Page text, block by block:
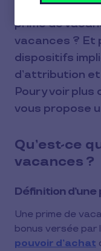
d’été ? Peut-
prime de
vacances ? Et
dispositifs
d’attribution
Pour y voir
vous propose
Qu’est-ce
vacances ?
Définition
Une prime de
bonus versée par
pouvoir d’achat